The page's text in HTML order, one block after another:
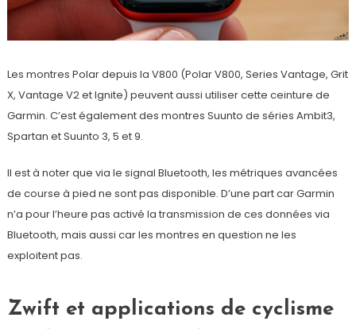
Les montres Polar depuis la V800 (Polar V800, Series Vantage, Grit
X, Vantage V2 et Ignite) peuvent aussi utiliser cette ceinture de
Garmin. C’est également des montres Suunto de séries Ambit3,
Spartan et Suunto 3, 5 et 9.
Il est à noter que via le signal Bluetooth, les métriques avancées
de course à pied ne sont pas disponible. D’une part car Garmin
n’a pour l’heure pas activé la transmission de ces données via
Bluetooth, mais aussi car les montres en question ne les
exploitent pas.
Zwift et applications de cyclisme